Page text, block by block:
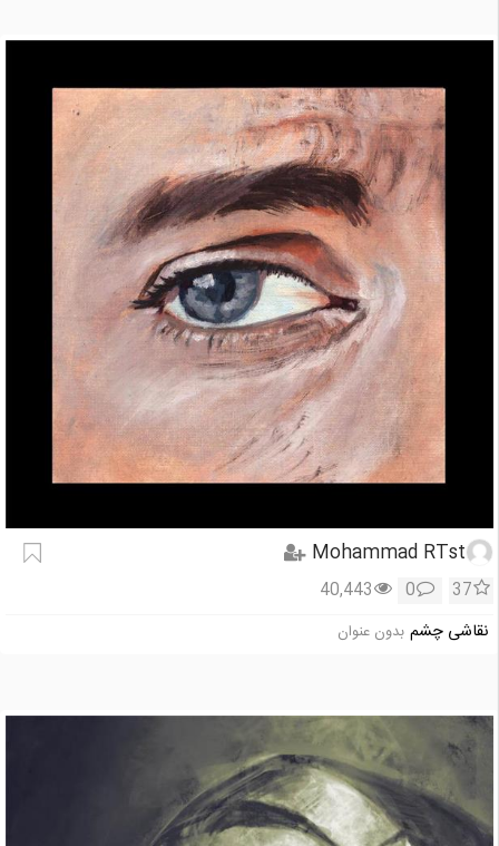
Mohammad RTst
37
0
40,443
نقاشی چشم بدون عنوان